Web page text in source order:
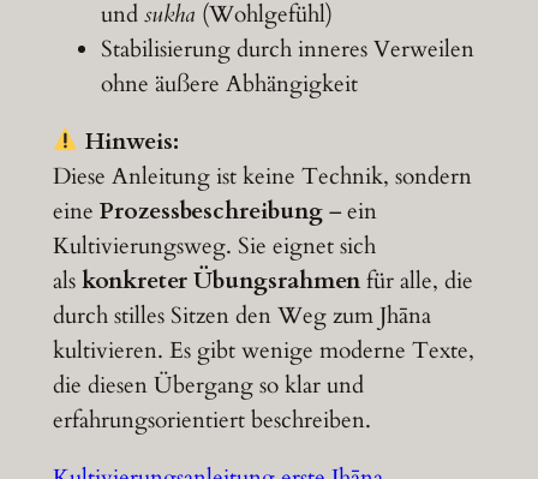
undsukha (Wohlgefühl)
Stabilisierung durch inneres Verweilen
ohne äußere Abhängigkeit
Hinweis:
Diese Anleitung ist keine Technik, sondern
eine Prozessbeschreibung– ein
Kultivierungsweg. Sie eignet sich
alskonkreter Übungsrahmenfür alle, die
durch stilles Sitzen den Weg zum Jhāna
kultivieren. Es gibt wenige moderne Texte,
die diesen Übergang so klar und
erfahrungsorientiert beschreiben.